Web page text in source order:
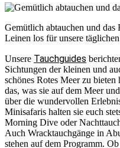
Gemütlich abtauchen und
Leinen los für unsere
Unsere Tauchguides
Sichtungen der kleinen und
schönes Rotes Meer zu
das, was sie auf dem Meer
über die wundervollen
Minisafaris halten sie euch
Morning Dive oder
Auch Wracktauchgänge in
stehen auf dem Programm.